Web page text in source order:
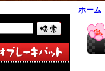
ホーム